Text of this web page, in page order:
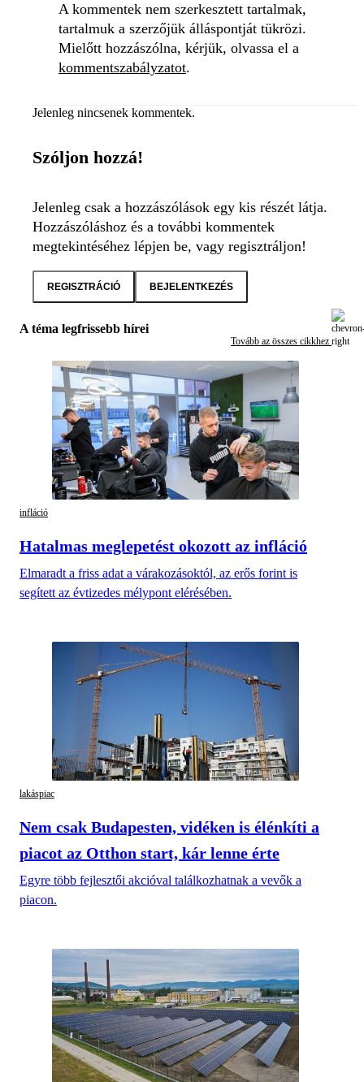
A kommentek nem szerkesztett tartalmak,
tartalmuk a szerzőjük álláspontját tükrözi.
Mielőtt hozzászólna, kérjük, olvassa el a
kommentszabályzatot.
Jelenleg nincsenek kommentek.
Szóljon hozzá!
Jelenleg csak a hozzászólások egy kis részét látja.
Hozzászóláshoz és a további kommentek
megtekintéséhez lépjen be, vagy regisztráljon!
REGISZTRÁCIÓ BEJELENTKEZÉS
A téma legfrissebb hírei
Tovább az összes cikkhez
infláció
Hatalmas meglepetést okozott az infláció
Elmaradt a friss adat a várakozásoktól, az erős forint is
segített az évtizedes mélypont elérésében.
lakáspiac
Nem csak Budapesten, vidéken is élénkíti a
piacot az Otthon start, kár lenne érte
Egyre több fejlesztői akcióval találkozhatnak a vevők a
piacon.